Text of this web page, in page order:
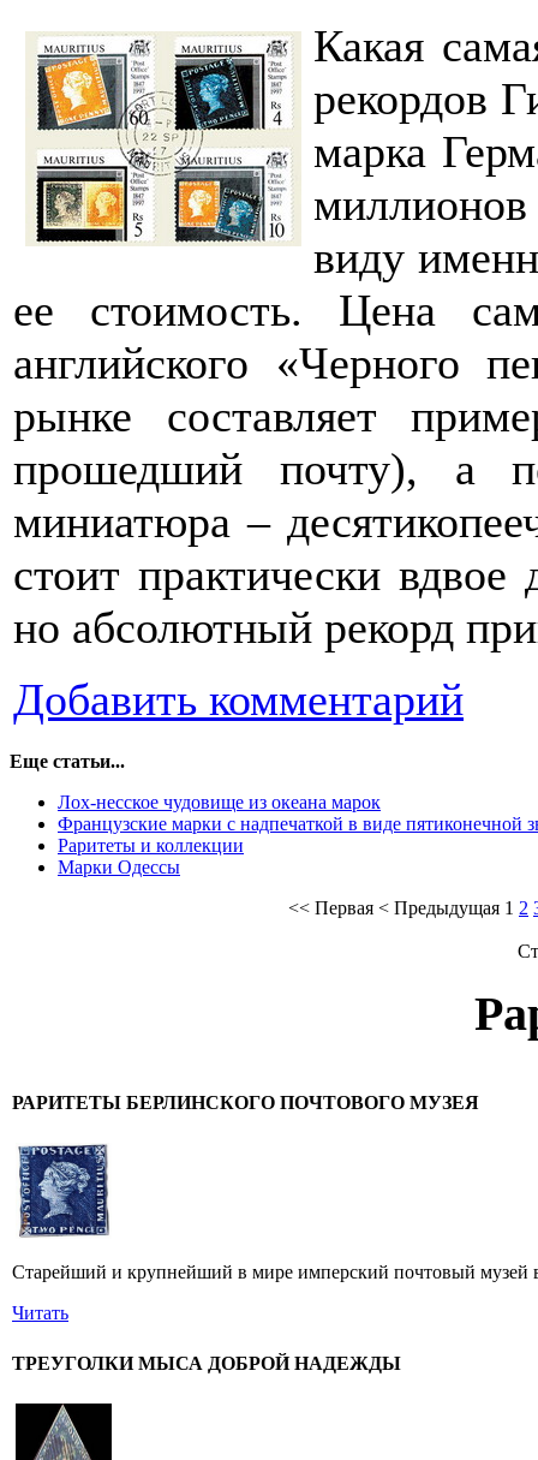
Какая
рекордов
марка
виду
ее стоимость. Цена
английского «Черного
рынке составляет
прошедший почту), а
миниатюра –
стоит практически
но абсолютный рекорд
Добавить комментарий
Еще статьи...
Лох-несское чудовище из океана марок
Французские марки с надпечаткой в виде пятиконечной
Раритеты и коллекции
Марки Одессы
<< Первая < Предыдущая 1 2
РАРИТЕТЫ БЕРЛИНСКОГО ПОЧТОВОГО МУЗЕЯ
Старейший и крупнейший в мире имперский почтовый музей
Читать
ТРЕУГОЛКИ МЫСА ДОБРОЙ НАДЕЖДЫ